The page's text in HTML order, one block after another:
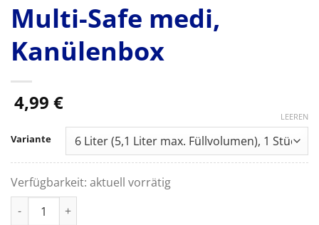
Multi-Safe medi,
Kanülenbox
4,99 €
Variante
LEEREN
Verfügbarkeit: aktuell vorrätig